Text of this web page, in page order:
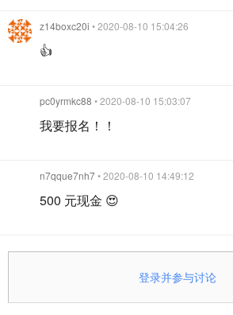
z14boxc20i • 2020-08-10 15:04:26
👍
pc0yrmkc88 • 2020-08-10 15:03:07
我要报名！！
n7qque7nh7• 2020-08-10 14:49:12
500 元现金 😍
登录并参与讨论